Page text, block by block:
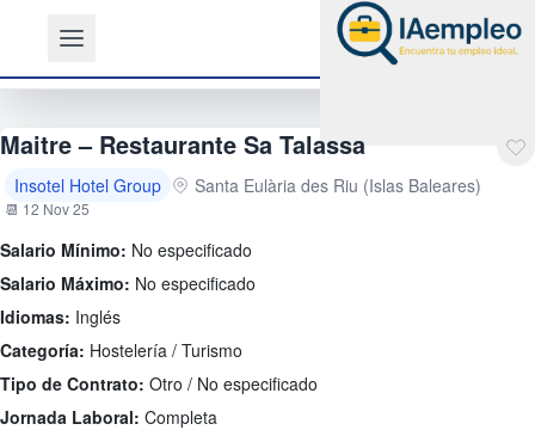
Maitre – Restaurante Sa Talassa
Insotel Hotel Group Santa Eulària des Riu (Islas Baleares)
📆 12 Nov 25
Salario Mínimo: No especificado
Salario Máximo: No especificado
Idiomas: Inglés
Categoría: Hostelería / Turismo
Tipo de Contrato: Otro / No especificado
Jornada Laboral: Completa